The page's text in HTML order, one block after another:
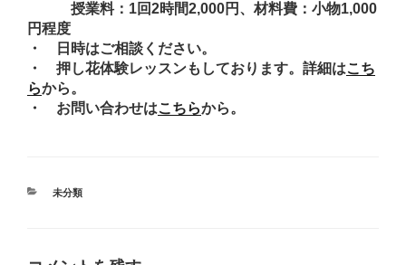
授業料：1回2時間2,000円、材料費：小物1,000
円程度
・ 日時はご相談ください。
・ 押し花体験レッスンもしております。詳細はこち
らから。
・ お問い合わせはこちらから。
カ
未分類